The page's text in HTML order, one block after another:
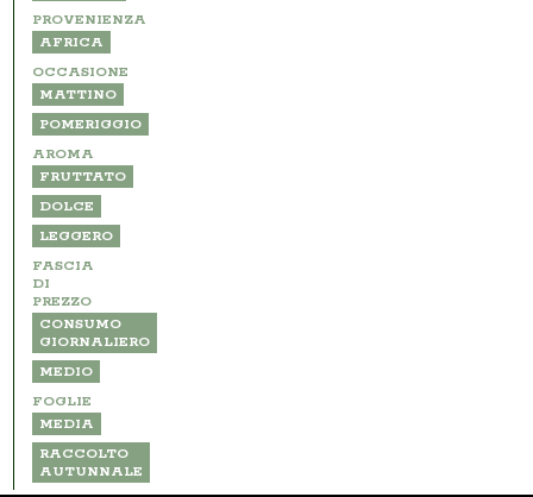
PROVENIENZA
AFRICA
OCCASIONE
MATTINO
POMERIGGIO
AROMA
FRUTTATO
DOLCE
LEGGERO
FASCIA
DI
PREZZO
CONSUMO
GIORNALIERO
MEDIO
FOGLIE
MEDIA
RACCOLTO
AUTUNNALE